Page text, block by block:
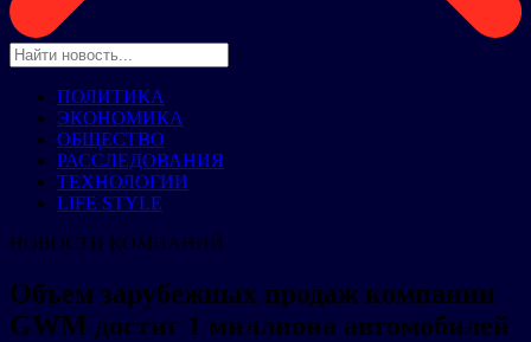
ПОЛИТИКА
ЭКОНОМИКА
ОБЩЕСТВО
РАССЛЕДОВАНИЯ
ТЕХНОЛОГИИ
LIFE STYLE
НОВОСТИ КОМПАНИЙ
Объем зарубежных продаж компании
GWM достиг 1 миллиона автомобилей